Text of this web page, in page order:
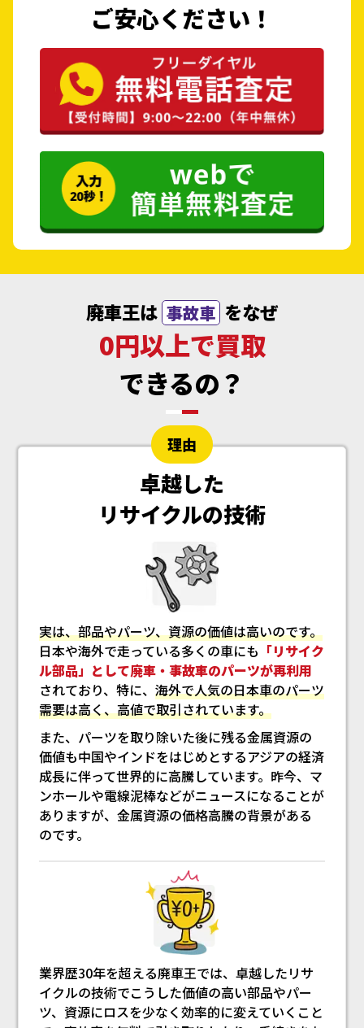
ご安心ください！
廃車王は 事故車 をなぜ
0円以上で買取
できるの？
理由
卓越した
リサイクルの技術
実は、部品やパーツ、資源の価値は高いのです。
日本や海外で走っている多くの車にも 「リサイク
ル部品」として廃車・事故車のパーツが再利用
されており、特に、海外で人気の日本車のパーツ
需要は高く、高値で取引されています。
また、パーツを取り除いた後に残る金属資源の
価値も中国やインドをはじめとするアジアの経済
成長に伴って世界的に高騰しています。昨今、マ
ンホールや電線泥棒などがニュースになることが
ありますが、金属資源の価格高騰の背景がある
のです。
業界歴30年を超える廃車王では、卓越したリサ
イクルの技術でこうした価値の高い部品やパー
ツ、資源にロスを少なく効率的に変えていくこと